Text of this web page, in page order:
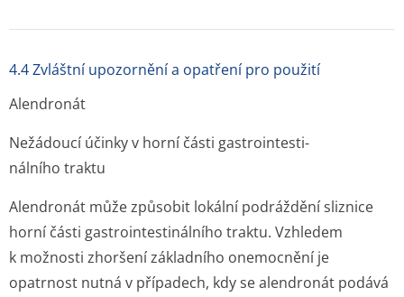
4.4 Zvláštní upozornění a opatření pro použití
Alendronát
Nežádoucí účinky v horní části gastrointesti­
nálního traktu
Alendronát může způsobit lokální podráždění sliznice
horní části gastrointesti­nálního traktu. Vzhledem
k možnosti zhoršení základního onemocnění je
opatrnost nutná v případech, kdy se alendronát podává